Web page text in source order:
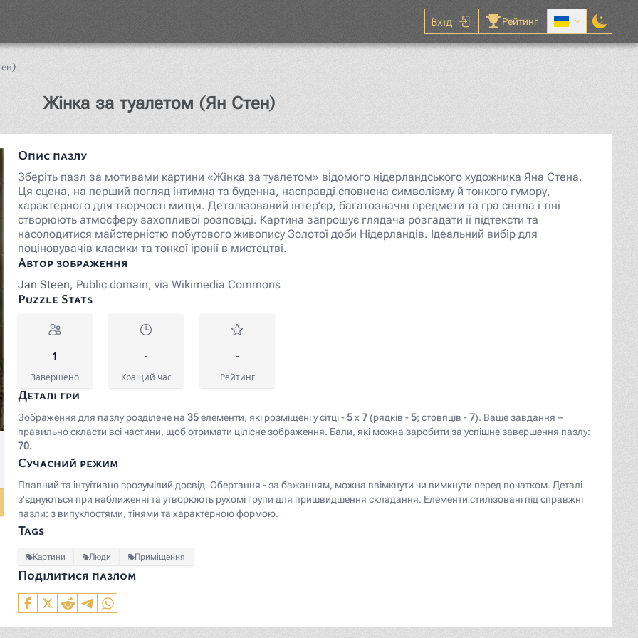
Вхід Рейтинг
Жінка за туалетом (Ян Стен)
_Rhetoricians_at_a_Window_-
Опис пазлу
Зберіть пазл за мотивами картини «Жінка за туалетом» відомого нідерландського художника Яна Стена.
Ця сцена, на перший погляд інтимна та буденна, насправді сповнена символізму й тонкого гумору,
характерного для творчості митця. Деталізований інтер’єр, багатозначні предмети та гра світла і тіні
створюють атмосферу захопливої розповіді. Картина запрошує глядача розгадати її підтексти та
насолодитися майстерністю побутового живопису Золотої доби Нідерландів. Ідеальний вибір для
поціновувачів класики та тонкої іронії в мистецтві.
Автор зображення
Jan Steen, Public domain, via Wikimedia Commons
Puzzle Stats
1
Завершено
-
Кращий час
-
Рейтинг
Деталі гри
Зображення для пазлу розділене на35елементи, які розміщені у сітці -5x7 (рядків -5; стовпців -7). Ваше завдання –
правильно скласти всі частини, щоб отримати цілісне зображення. Бали, які можна заробити за успішне завершення пазлу:
70.
Сучасний режим
Плавний та інтуїтивно зрозумілий досвід. Обертання - за бажанням, можна ввімкнути чи вимкнути перед початком. Деталі
з'єднуються при наближенні та утворюють рухомі групи для пришвидшення складання. Елементи стилізовані під справжні
пазли: з випуклостями, тінями та характерною формою.
Tags
Картини Люди Приміщення
Поділитися пазлом